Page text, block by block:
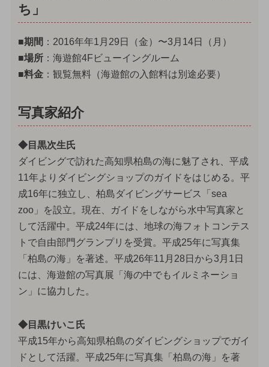
ち」
■期間 ：2016年年1月29日（金）〜3月14日（月）
■場所：海遊館4Fビューイングルーム
■料金：観覧無料（海遊館の入館料は別途必要）
写真家紹介
◆目黒次生氏
ダイビングで訪れた高知県柏島の海に魅了され、平成
11年よりダイビングショップのガイドをはじめる。平
成16年に独立し、柏島ダイビングサービス「sea
zoo」を設立。現在、ガイドをしながら水中写真家と
して活躍中。平成24年には、地球の海フォトコンテス
トで自由部門グランプリを受賞。平成25年に写真集
「柏島の海」を著述。平成26年11月28日から3月1日
には、海遊館の写真展「海の中でもイルミネーショ
ン」に協力した。
◆目黒けいこ氏
平成15年から高知県柏島のダイビングショップでガイ
ドとして活躍。平成25年に写真集「柏島の海」を著